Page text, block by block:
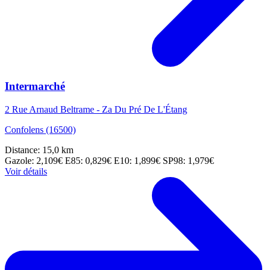
Intermarché
2 Rue Arnaud Beltrame - Za Du Pré De L'Étang
Confolens (16500)
Distance: 15,0 km
Gazole: 2,109€ E85: 0,829€ E10: 1,899€ SP98: 1,979€
Voir détails